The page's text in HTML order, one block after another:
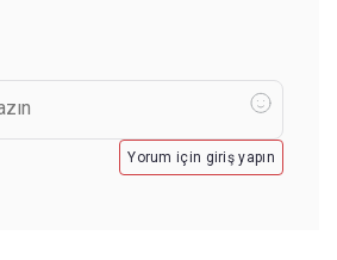
Yorum için giriş yapın